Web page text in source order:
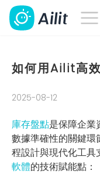
如何用Ailit高
2025-08-12
庫存盤點是保障企業
數據準確性的關鍵
程設計與現代化工具
軟體的技術賦能點：